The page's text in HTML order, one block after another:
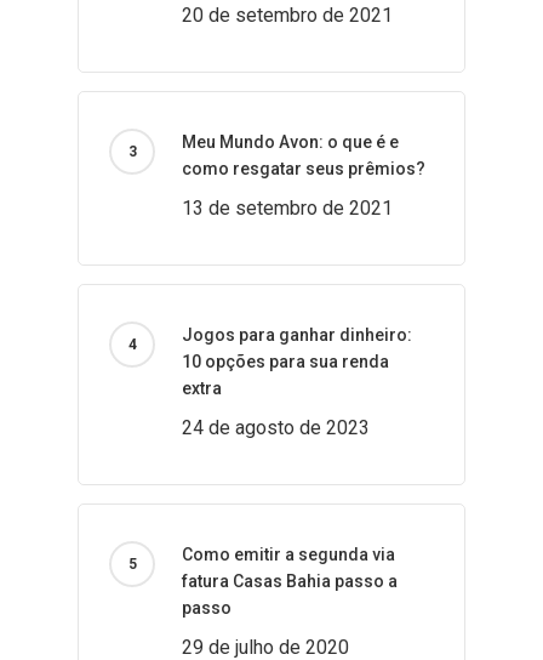
20 de setembro de 2021
Meu Mundo Avon: o que é e
como resgatar seus prêmios?
13 de setembro de 2021
Jogos para ganhar dinheiro:
10 opções para sua renda
extra
24 de agosto de 2023
Como emitir a segunda via
fatura Casas Bahia passo a
passo
29 de julho de 2020